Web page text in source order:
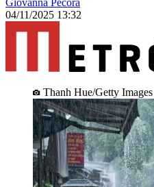
Giovanna Pécora
04/11/2025 13:32
Thanh Hue/Getty Images